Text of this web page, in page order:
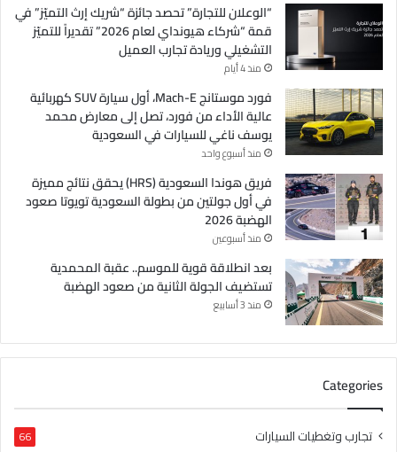
“الوعلان للتجارة” تحصد جائزة “شريك إرث التميّز” في
قمة “شركاء هيونداي لعام 2026” تقديراً للتميّز
التشغيلي وريادة تجارب العميل
منذ 4 أيام
فورد موستانج Mach-E، أول سيارة SUV كهربائية
عالية الأداء من فورد، تصل إلى معارض محمد
يوسف ناغي للسيارات في السعودية
منذ أسبوع واحد
فريق هوندا السعودية (HRS) يحقق نتائج مميزة
في أول جولتين من بطولة السعودية تويوتا صعود
الهضبة 2026
منذ أسبوعين
بعد انطلاقة قوية للموسم.. عقبة المحمدية
تستضيف الجولة الثانية من صعود الهضبة
منذ 3 أسابيع
Categories
تجارب وتغطيات السيارات 66